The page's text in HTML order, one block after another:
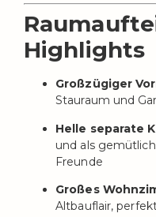
Highlights
Großzügiger
Stauraum und
Helle separate
und als
Freunde
Großes
Altbauflair,